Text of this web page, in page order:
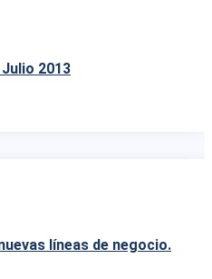
2013
líneas de negocio.